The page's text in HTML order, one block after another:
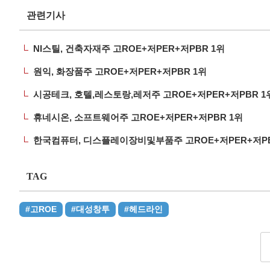
관련기사
NI스틸, 건축자재주 고ROE+저PER+저PBR 1위
원익, 화장품주 고ROE+저PER+저PBR 1위
시공테크, 호텔,레스토랑,레저주 고ROE+저PER+저PBR 1
휴네시온, 소프트웨어주 고ROE+저PER+저PBR 1위
한국컴퓨터, 디스플레이장비및부품주 고ROE+저PER+저
TAG
#고ROE #대성창투 #헤드라인